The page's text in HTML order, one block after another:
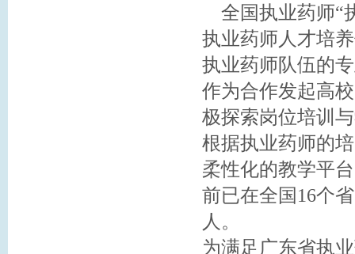
全国执业药师“
执业药师人才培
执业药师队伍的
作为合作发起高
极探索岗位培训
根据执业药师的
柔性化的教学平
前已在全国16个
人。
为满足广东省执